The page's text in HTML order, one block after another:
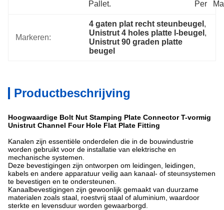
Pallet.
Per
Markeren:
4 gaten plat recht steunbeugel
Unistrut 4 holes platte l-beugel
Unistrut 90 graden platte
beugel
Productbeschrijving
Hoogwaardige Bolt Nut Stamping Plate Connector T-vormig
Unistrut Channel Four Hole Flat Plate Fitting
Kanalen zijn essentiële onderdelen die in de bouwindustrie
worden gebruikt voor de installatie van elektrische en
mechanische systemen.
Deze bevestigingen zijn ontworpen om leidingen, leidingen,
kabels en andere apparatuur veilig aan kanaal- of steunsystemen
te bevestigen en te ondersteunen.
Kanaalbevestigingen zijn gewoonlijk gemaakt van duurzame
materialen zoals staal, roestvrij staal of aluminium, waardoor
sterkte en levensduur worden gewaarborgd.